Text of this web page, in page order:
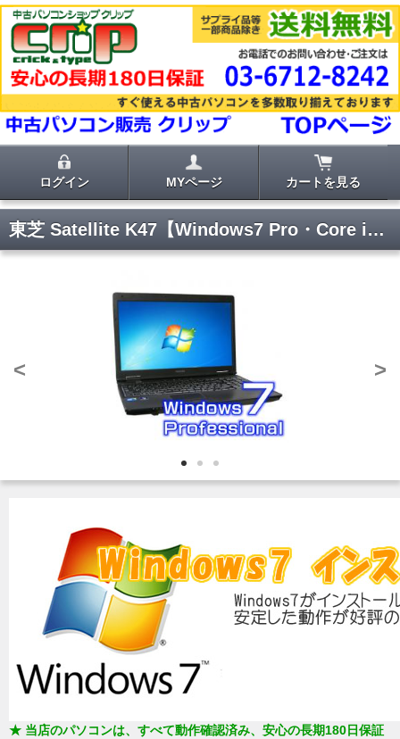
ログイン MYページ カートを見る
東芝 Satellite K47【Windows7 Pro・Core i5・DVDマルチ・無線LAN・リカバリ機能】
< >
★ 当店のパソコンは、すべて動作確認済み、安心の長期180日保証